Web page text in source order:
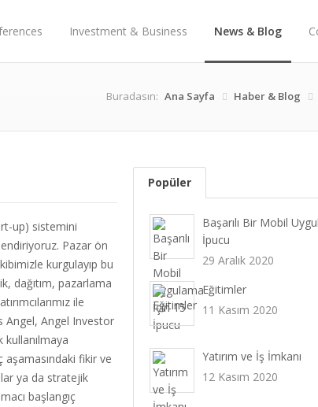
Investment & Business News & Blog
Buradasın: Ana Sayfa Haber & Blog
up) sistemini
Pazar ön
kurgulayıp bu
dağıtım, pazarlama
ile
Angel, Angel Investor
kullanılmaya
aşamasındaki fikir ve
ya da stratejik
başlangıç
Popüler
Başarılı Bir Mobil
İpucu
29 Aralık 2020
Eğitimler
11 Kasım 2020
Yatırım ve İş İmkanı
12 Kasım 2020